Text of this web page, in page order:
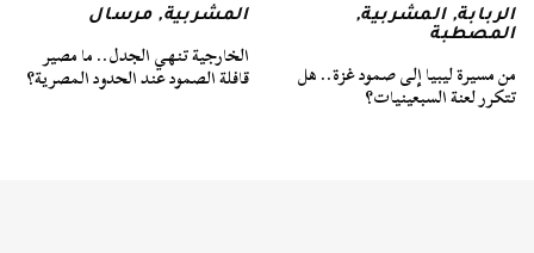
الربابة,المشربية,
المصطبة
من مسيرة ليبيا إلى صمود غزة.. هل
تتكرر لعنة السبعينيات؟
المشربية,مرسال
الخارجية تنهي الجدل.. ما مصير
قافلة الصمود عند الحدود المصرية؟